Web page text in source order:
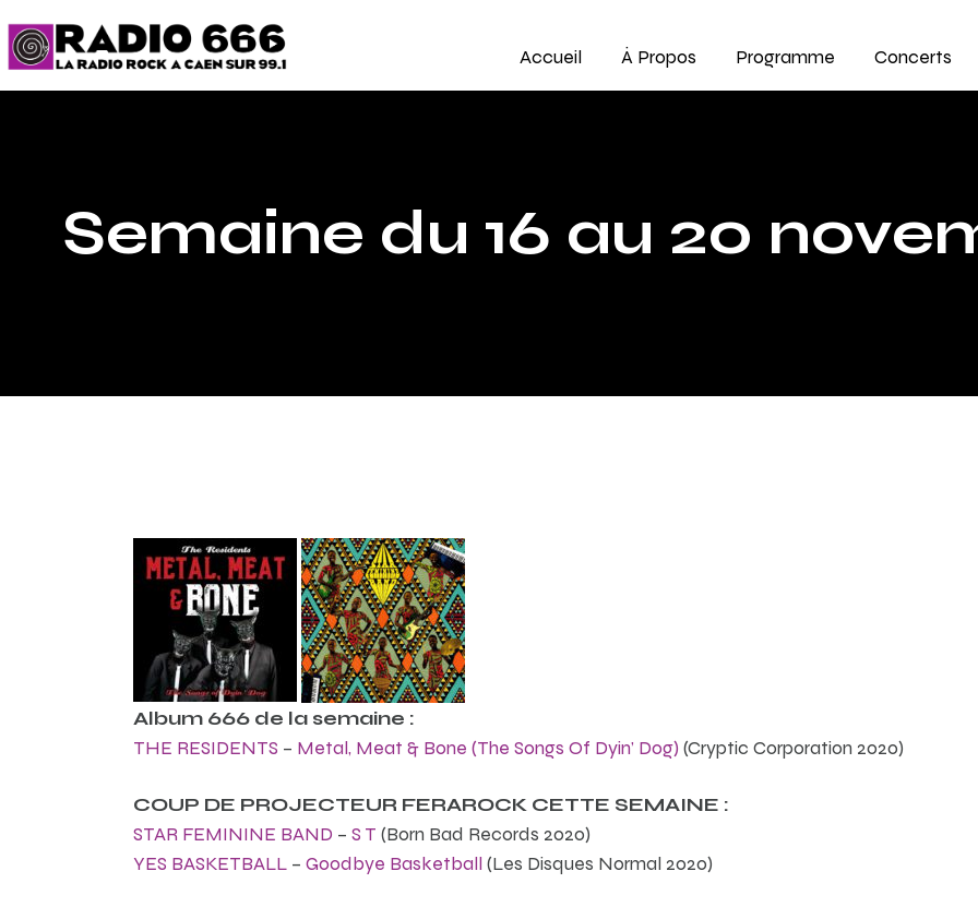
Accueil À Propos Programme Concerts
Semaine du 16 au 20
Album 666 de la semaine :
THE RESIDENTS – Metal, Meat & Bone (The Songs Of Dyin’ Dog) (Cryptic Corporation 2020)
COUP DE PROJECTEUR FERAROCK CETTE SEMAINE :
STAR FEMININE BAND – S T (Born Bad Records 2020)
YES BASKETBALL – Goodbye Basketball (Les Disques Normal 2020)